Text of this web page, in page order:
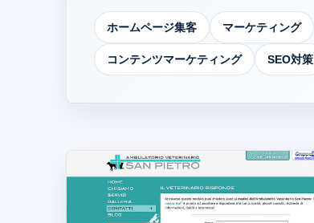
ホームページ集客 マーケティング
コンテンツマーケティング SEO対策